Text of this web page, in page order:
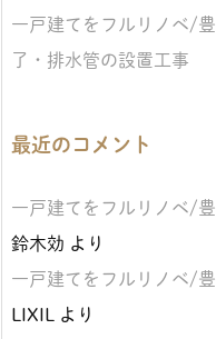
一戸建てをフルリノベ/
了・排水管の設置工事
最近のコメント
一戸建てをフルリノベ/
鈴木効 より
一戸建てをフルリノベ/
LIXIL
より